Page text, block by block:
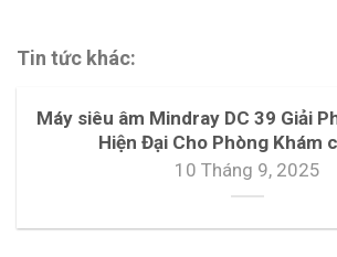
Tin tức khác:
Máy siêu âm Mindray DC 39 Giải
Hiện Đại Cho Phòng Khám
10 Tháng 9, 2025